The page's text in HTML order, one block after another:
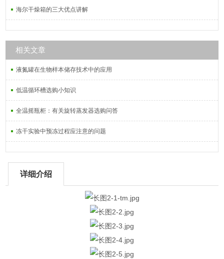
海尔干燥箱的三大优点讲解
相关文章
液氮罐在生物样本储存技术中的应用
低温循环槽选购小知识
全温摇瓶柜：有关旋转蒸发器选购问答
冻干实验中预冻过程应注意的问题
详细介绍